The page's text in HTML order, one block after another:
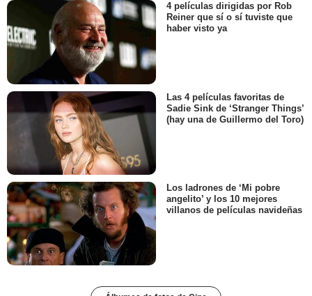
4 películas dirigidas por Rob
Reiner que sí o sí tuviste que
haber visto ya
Las 4 películas favoritas de
Sadie Sink de ‘Stranger Things’
(hay una de Guillermo del Toro)
Los ladrones de ‘Mi pobre
angelito’ y los 10 mejores
villanos de películas navideñas